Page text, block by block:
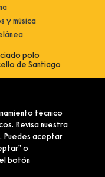
y música
polo
de Santiago
técnico
Revisa nuestra
Puedes aceptar
o
botón